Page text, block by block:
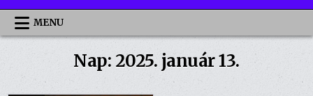
MENU
Nap: 2025. január 13.